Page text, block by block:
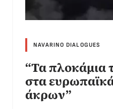
NAVARINO DIALOGUES
“Τα πλοκάμια
στα
άκρων”